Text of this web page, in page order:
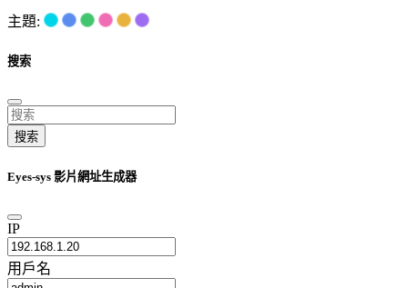
主題:
搜索
搜索
Eyes-sys 影片網址生成器
IP
用戶名